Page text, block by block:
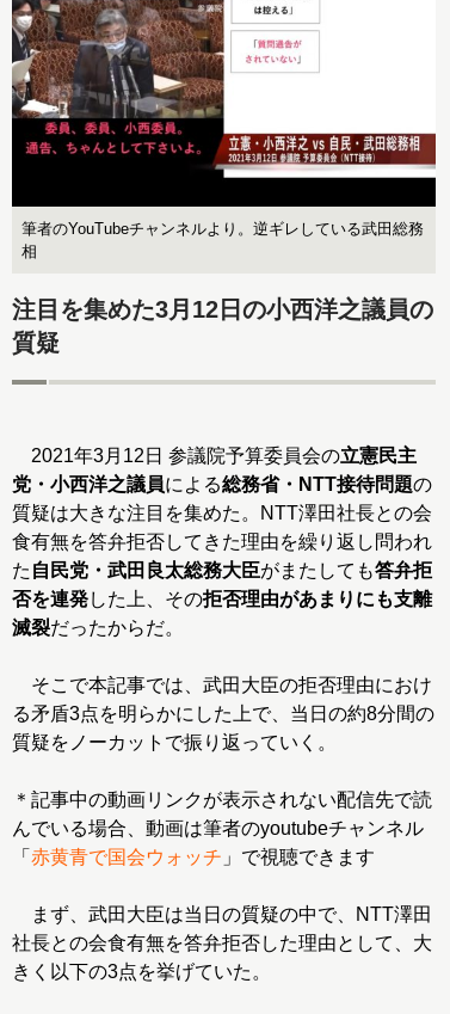
筆者のYouTubeチャンネルより。逆ギレしている武田総務
相
注目を集めた3月12日の小西洋之議員の
質疑
2021年3月12日 参議院予算委員会の立憲民主
党・小西洋之議員による総務省・NTT接待問題の
質疑は大きな注目を集めた。NTT澤田社長との会
食有無を答弁拒否してきた理由を繰り返し問われ
た 自民党・武田良太総務大臣がまたしても答弁拒
否を連発した上、その拒否理由があまりにも支離
滅裂だったからだ。
そこで本記事では、武田大臣の拒否理由におけ
る矛盾3点を明らかにした上で、当日の約8分間の
質疑をノーカットで振り返っていく。
＊記事中の動画リンクが表示されない配信先で読
んでいる場合、動画は筆者のyoutubeチャンネル
「 赤黄青で国会ウォッチ 」で視聴できます
まず、武田大臣は当日の質疑の中で、NTT澤田
社長との会食有無を答弁拒否した理由として、大
きく以下の3点を挙げていた。